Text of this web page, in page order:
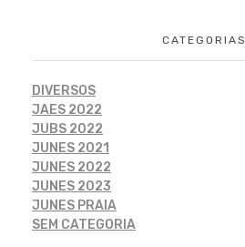
CATEGORIAS
DIVERSOS
JAES 2022
JUBS 2022
JUNES 2021
JUNES 2022
JUNES 2023
JUNES PRAIA
SEM CATEGORIA